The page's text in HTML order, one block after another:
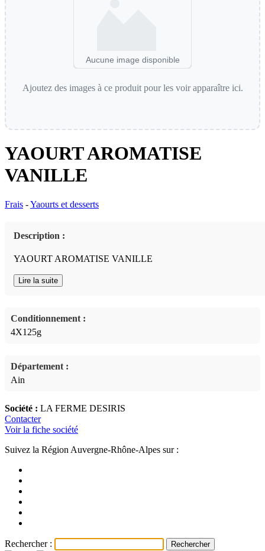
Aucune image disponible
Ajoutez des images à ce produit pour les voir apparaître ici.
YAOURT AROMATISE
VANILLE
Frais -Yaourts et desserts
Description :
YAOURT AROMATISE VANILLE
Lire la suite
Conditionnement :
4X125g
Département :
Ain
Société : LA FERME DESIRIS
Contacter
Voir la fiche société
Suivez la Région Auvergne-Rhône-Alpes sur :
Rechercher :